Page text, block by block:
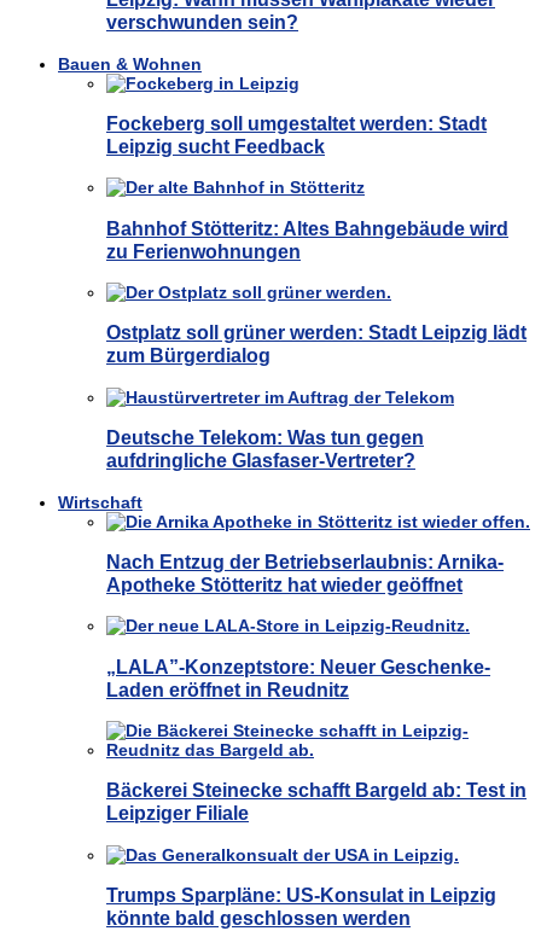
verschwunden sein?
Bauen & Wohnen
Fockeberg soll umgestaltet werden: Stadt
Leipzig sucht Feedback
Bahnhof Stötteritz: Altes Bahngebäude wird
zu Ferienwohnungen
Ostplatz soll grüner werden: Stadt Leipzig lädt
zum Bürgerdialog
Deutsche Telekom: Was tun gegen
aufdringliche Glasfaser-Vertreter?
Wirtschaft
Nach Entzug der Betriebserlaubnis: Arnika-
Apotheke Stötteritz hat wieder geöffnet
„LALA”-Konzeptstore: Neuer Geschenke-
Laden eröffnet in Reudnitz
Bäckerei Steinecke schafft Bargeld ab: Test in
Leipziger Filiale
Trumps Sparpläne: US-Konsulat in Leipzig
könnte bald geschlossen werden